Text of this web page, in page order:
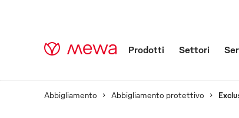
Prodotti Settori
Abbigliamento Abbigliamento protettivo